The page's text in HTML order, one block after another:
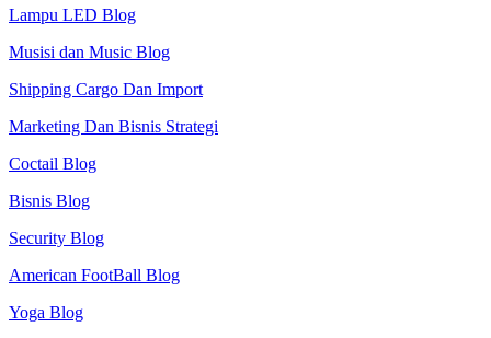
Lampu LED Blog
Musisi dan Music Blog
Shipping Cargo Dan Import
Marketing Dan Bisnis Strategi
Coctail Blog
Bisnis Blog
Security Blog
American FootBall Blog
Yoga Blog